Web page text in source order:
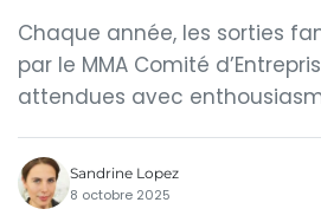
Chaque année, les sorties
par le MMA Comité
attendues avec
Sandrine Lopez
8 octobre 2025